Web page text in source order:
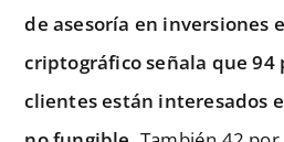
de asesoría en inversiones
criptográfico señala que 94
clientes están interesados